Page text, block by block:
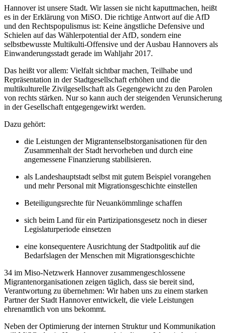
Hannover ist unsere Stadt. Wir lassen sie nicht kaputtmachen, heißt
es in der Erklärung von MiSO. Die richtige Antwort auf die AfD
und den Rechtspopulismus ist: Keine ängstliche Defensive und
Schielen auf das Wählerpotential der AfD, sondern eine
selbstbewusste Multikulti-Offensive und der Ausbau Hannovers als
Einwanderungsstadt gerade im Wahljahr 2017.
Das heißt vor allem: Vielfalt sichtbar machen, Teilhabe und
Repräsentation in der Stadtgesellschaft erhöhen und die
multikulturelle Zivilgesellschaft als Gegengewicht zu den Parolen
von rechts stärken. Nur so kann auch der steigenden Verunsicherung
in der Gesellschaft entgegengewirkt werden.
Dazu gehört:
die Leistungen der Migrantenselbstorganisationen für den
Zusammenhalt der Stadt hervorheben und durch eine
angemessene Finanzierung stabilisieren.
als Landeshauptstadt selbst mit gutem Beispiel vorangehen
und mehr Personal mit Migrationsgeschichte einstellen
Beteiligungsrechte für Neuankömmlinge schaffen
sich beim Land für ein Partizipationsgesetz noch in dieser
Legislaturperiode einsetzen
eine konsequentere Ausrichtung der Stadtpolitik auf die
Bedarfslagen der Menschen mit Migrationsgeschichte
34 im Miso-Netzwerk Hannover zusammengeschlossene
Migrantenorganisationen zeigen täglich, dass sie bereit sind,
Verantwortung zu übernehmen: Wir haben uns zu einem starken
Partner der Stadt Hannover entwickelt, die viele Leistungen
ehrenamtlich von uns bekommt.
Neben der Optimierung der internen Struktur und Kommunikation